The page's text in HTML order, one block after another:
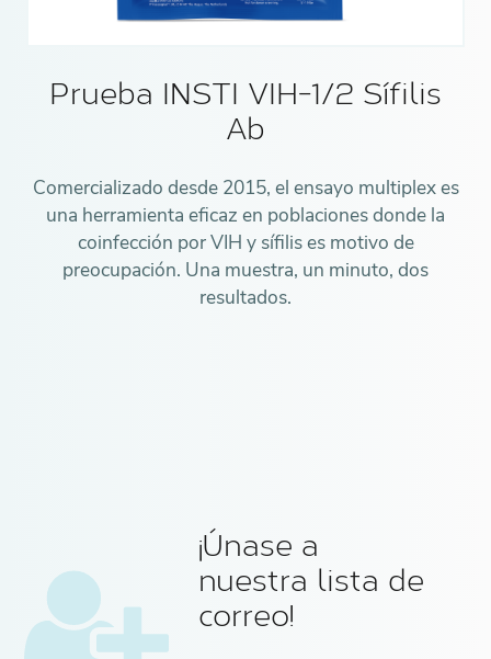
Prueba INSTI VIH-1/2 Sífilis
Ab
Comercializado desde 2015, el ensayo multiplex es
una herramienta eficaz en poblaciones donde la
coinfección por VIH y sífilis es motivo de
preocupación. Una muestra, un minuto, dos
resultados.
¡Únase a
nuestra lista de
correo!